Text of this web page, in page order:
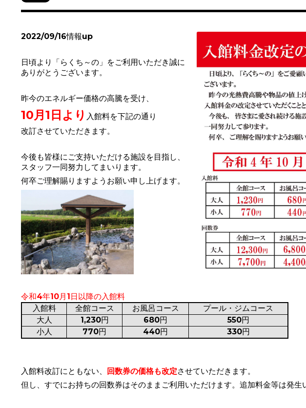
2022/09/16情報up
日頃より「らくち～の」をご利用いただき誠に
ありがとうございます。
昨今のエネルギー価格の高騰を受け、
10月1日より 入館料を下記の通り
改訂させていただきます。
今後も皆様にご支持いただける施設を目指し、
スタッフ一同努力してまいります。
何卒ご理解賜りますようお願い申し上げます。
令和4年10月1日以降の入館料
入館料
全館コース お風呂コース
プール・ジムコース
大人
1,230円 680円
550円
小人
770円 440円 330円
入館料改訂にともない、 回数券の価格も改定させていただきます。
但し、すでにお持ちの回数券はそのままご利用いただけます。追加料金等は発生